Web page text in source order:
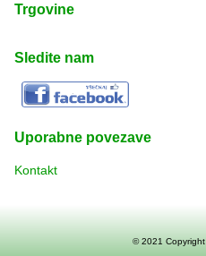
Trgovine
Sledite nam
Uporabne povezave
Kontakt
© 2021 Copyright